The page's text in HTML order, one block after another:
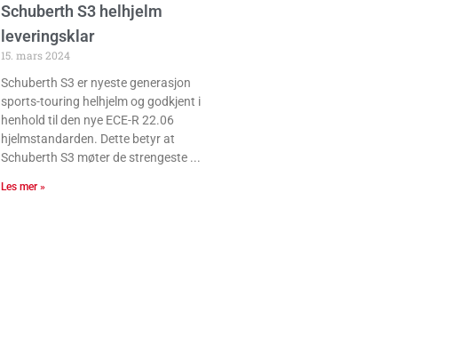
Schuberth S3 helhjelm
leveringsklar
15. mars 2024
Schuberth S3 er nyeste generasjon
sports-touring helhjelm og godkjent i
henhold til den nye ECE-R 22.06
hjelmstandarden. Dette betyr at
Schuberth S3 møter de strengeste
Les mer »